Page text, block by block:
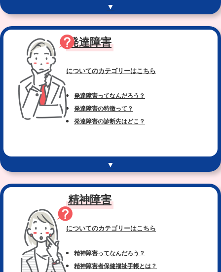
▼
発達障害
についてのカテゴリーはこちら
発達障害ってなんだろう？
発達障害の特徴って？
発達障害の診断先はどこ？
▼
精神障害
についてのカテゴリーはこちら
精神障害ってなんだろう？
精神障害者保健福祉手帳とは？